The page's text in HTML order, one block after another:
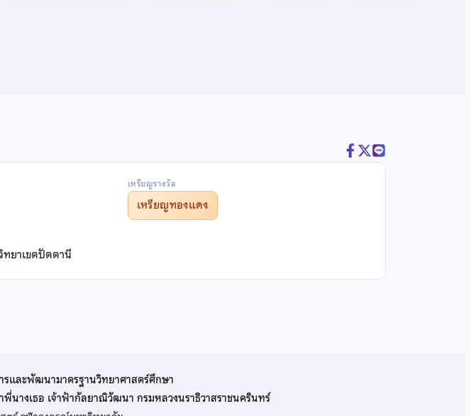
เหรียญรางวัล
เหรียญทองแดง
ยาเขตปัตตานี
รและพัฒนามาตรฐานวิทยาศาสตร์ศึกษา
พี่นางเธอ เจ้าฟ้ากัลยาณิวัฒนา กรมหลวงนราธิวาสราชนครินทร์